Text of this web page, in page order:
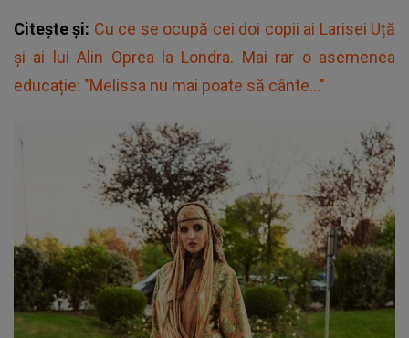
Citește și: Cu ce se ocupă cei doi copii ai Larisei Uță
și ai lui Alin Oprea la Londra. Mai rar o asemenea
educație: "Melissa nu mai poate să cânte..."